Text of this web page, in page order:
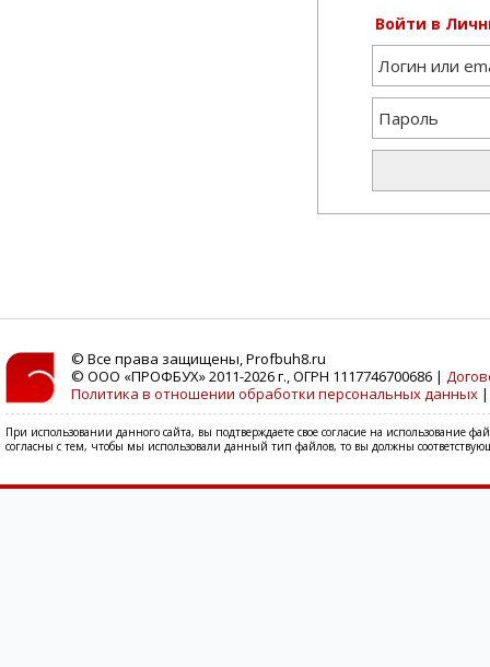
Войти в
© Все права защищены, Profbuh8.ru
© ООО «ПРОФБУХ» 2011-2026 г., ОГРН 1117746700686 |
Политика в отношении обработки персональных данных
При использовании данного сайта, вы подтверждаете свое согласие на использование
согласны с тем, чтобы мы использовали данный тип файлов, то вы должны